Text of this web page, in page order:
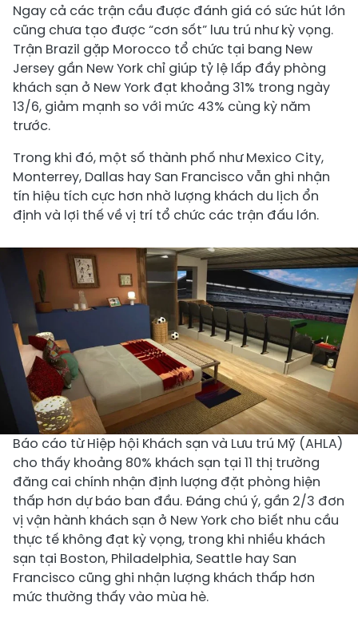
Ngay cả các trận cầu được đánh giá có sức hút lớn
cũng chưa tạo được “cơn sốt” lưu trú như kỳ vọng.
Trận Brazil gặp Morocco tổ chức tại bang New
Jersey gần New York chỉ giúp tỷ lệ lấp đầy phòng
khách sạn ở New York đạt khoảng 31% trong ngày
13/6, giảm mạnh so với mức 43% cùng kỳ năm
trước.
Trong khi đó, một số thành phố như Mexico City,
Monterrey, Dallas hay San Francisco vẫn ghi nhận
tín hiệu tích cực hơn nhờ lượng khách du lịch ổn
định và lợi thế về vị trí tổ chức các trận đấu lớn.
Báo cáo từ Hiệp hội Khách sạn và Lưu trú Mỹ (AHLA)
cho thấy khoảng 80% khách sạn tại 11 thị trường
đăng cai chính nhận định lượng đặt phòng hiện
thấp hơn dự báo ban đầu. Đáng chú ý, gần 2/3 đơn
vị vận hành khách sạn ở New York cho biết nhu cầu
thực tế không đạt kỳ vọng, trong khi nhiều khách
sạn tại Boston, Philadelphia, Seattle hay San
Francisco cũng ghi nhận lượng khách thấp hơn
mức thường thấy vào mùa hè.